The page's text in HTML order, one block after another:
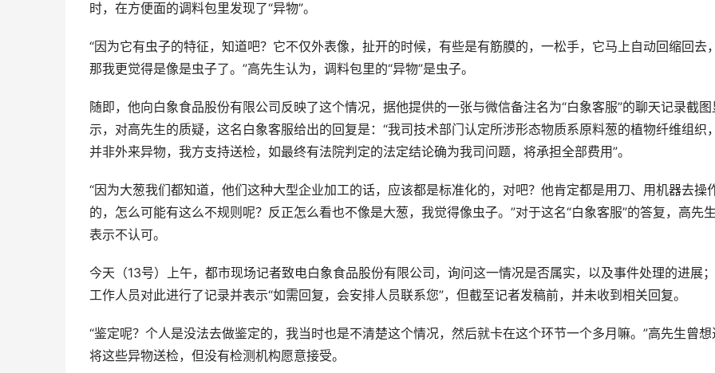
时，在方便面的调料包里发现了“异物”。
“因为它有虫子的特征，知道吧？它不仅外表像，扯开的时候，有些是有筋膜的，一松手，它马上自动回缩回去，
那我更觉得是像是虫子了。”高先生认为，调料包里的“异物”是虫子。
随即，他向白象食品股份有限公司反映了这个情况，据他提供的一张与微信备注名为“白象客服”的聊天记录截图
示，对高先生的质疑，这名白象客服给出的回复是：“我司技术部门认定所涉形态物质系原料葱的植物纤维组织，
并非外来异物，我方支持送检，如最终有法院判定的法定结论确为我司问题，将承担全部费用”。
“因为大葱我们都知道，他们这种大型企业加工的话，应该都是标准化的，对吧？他肯定都是用刀、用机器去操
的，怎么可能有这么不规则呢？反正怎么看也不像是大葱，我觉得像虫子。”对于这名“白象客服”的答复，高先生
表示不认可。
今天（13号）上午，都市现场记者致电白象食品股份有限公司，询问这一情况是否属实，以及事件处理的进展；
工作人员对此进行了记录并表示“如需回复，会安排人员联系您”，但截至记者发稿前，并未收到相关回复。
“鉴定呢？个人是没法去做鉴定的，我当时也是不清楚这个情况，然后就卡在这个环节一个多月嘛。”高先生曾想
将这些异物送检，但没有检测机构愿意接受。